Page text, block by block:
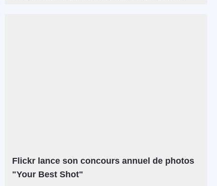
Flickr lance son concours annuel de photos
"Your Best Shot"